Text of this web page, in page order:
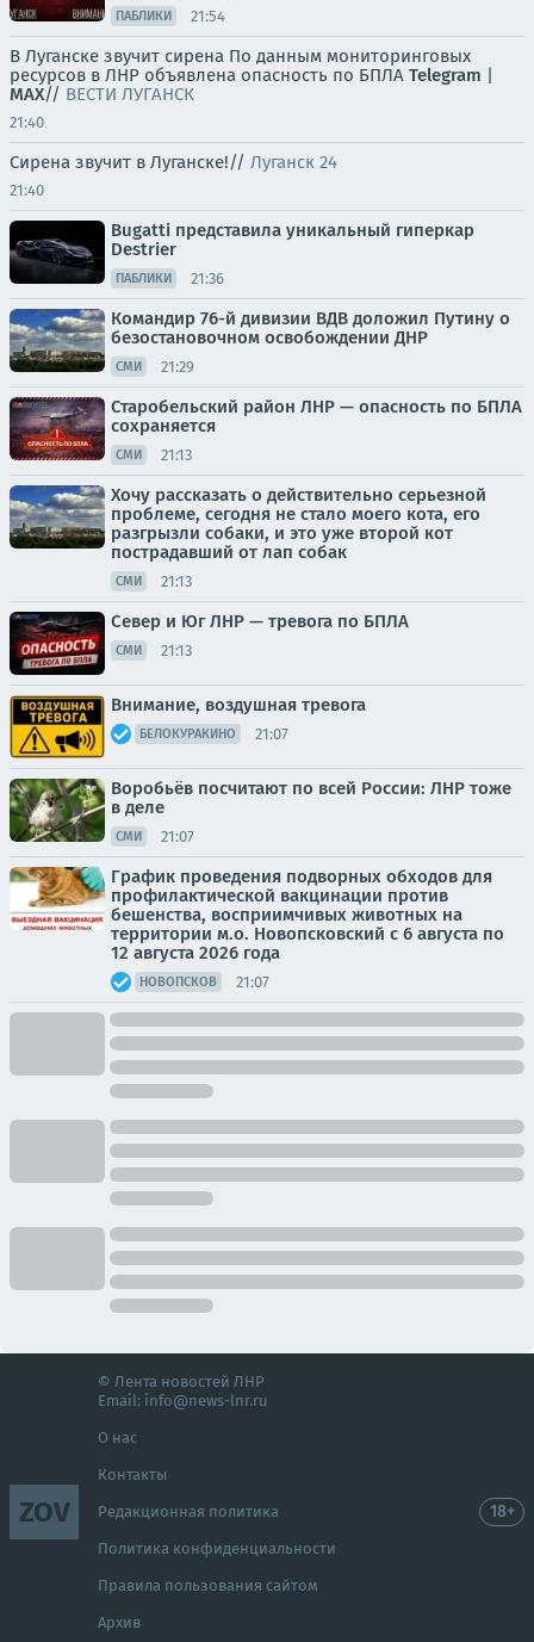
ПАБЛИКИ 21:54
В Луганске звучит сирена По данным мониторинговых
ресурсов в ЛНР объявлена опасность по БПЛА Telegram |
MAX// ВЕСТИ ЛУГАНСК
21:40
Сирена звучит в Луганске!// Луганск 24
21:40
Bugatti представила уникальный гиперкар
Destrier
ПАБЛИКИ 21:36
Командир 76-й дивизии ВДВ доложил Путину о
безостановочном освобождении ДНР
СМИ 21:29
Старобельский район ЛНР — опасность по БПЛА
сохраняется
СМИ 21:13
Хочу рассказать о действительно серьезной
проблеме, сегодня не стало моего кота, его
разгрызли собаки, и это уже второй кот
пострадавший от лап собак
СМИ 21:13
Север и Юг ЛНР — тревога по БПЛА
СМИ 21:13
Внимание, воздушная тревога
БЕЛОКУРАКИНО 21:07
Воробьёв посчитают по всей России: ЛНР тоже
в деле
СМИ 21:07
График проведения подворных обходов для
профилактической вакцинации против
бешенства, восприимчивых животных на
территории м.о. Новопсковский с 6 августа по
12 августа 2026 года
НОВОПСКОВ 21:07
ZOV
© Лента новостей ЛНР
Email: info@news-lnr.ru
О нас
Контакты
Редакционная политика
Политика конфиденциальности
Правила пользования сайтом
Архив
18+